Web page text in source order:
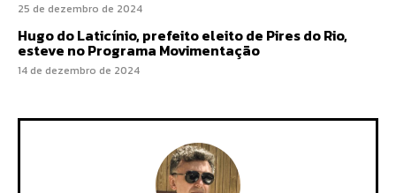
25 de dezembro de 2024
Hugo do Laticínio, prefeito eleito de Pires do Rio,
esteve no Programa Movimentação
14 de dezembro de 2024